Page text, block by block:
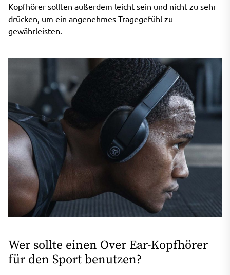
Kopfhörer sollten außerdem leicht sein und nicht zu sehr
drücken, um ein angenehmes Tragegefühl zu
gewährleisten.
Wer sollte einen Over Ear-Kopfhörer
für den Sport benutzen?